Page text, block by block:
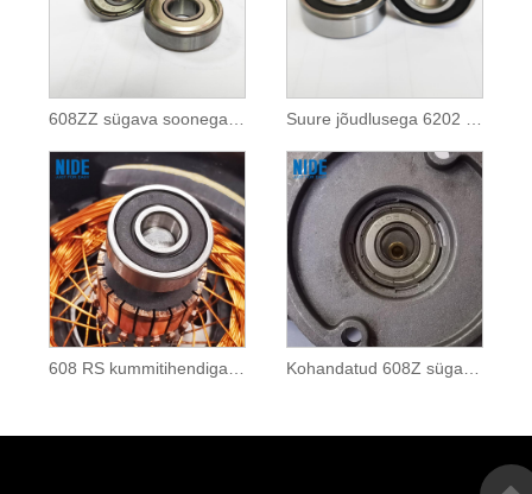
608ZZ sügava soonega kuullaager Suure jõudlusega 6202 RS sügava soonega kuullaager